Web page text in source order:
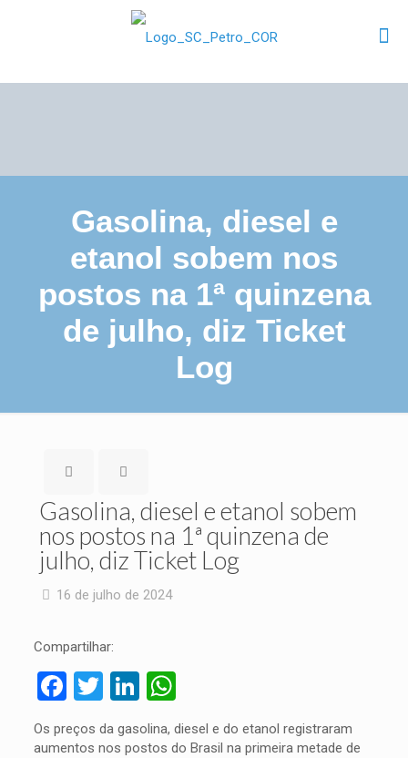
Gasolina, diesel e
etanol sobem nos
postos na 1ª quinzena
de julho, diz Ticket
Log
Gasolina, diesel e etanol sobem
nos postos na 1ª quinzena de
julho, diz Ticket Log
16 de julho de 2024
Compartilhar:
Facebook
TwitterLinkedIn
WhatsApp
Os preços da gasolina, diesel e do etanol registraram
aumentos nos postos do Brasil na primeira metade de